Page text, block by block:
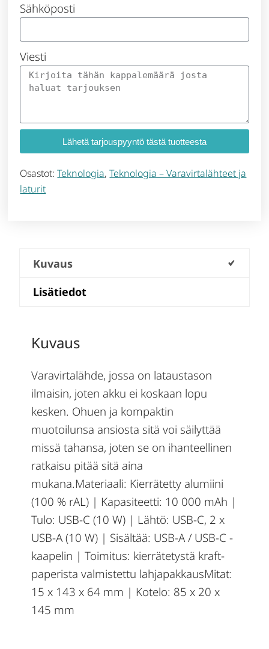
Sähköposti
Viesti
Lähetä tarjouspyyntö tästä tuotteesta
Osastot:Teknologia,Teknologia – Varavirtalähteet ja
laturit
Kuvaus
Lisätiedot
Kuvaus
Varavirtalähde, jossa on lataustason
ilmaisin, joten akku ei koskaan lopu
kesken. Ohuen ja kompaktin
muotoilunsa ansiosta sitä voi säilyttää
missä tahansa, joten se on ihanteellinen
ratkaisu pitää sitä aina
mukana.Materiaali: Kierrätetty alumiini
(100 % rAL) | Kapasiteetti: 10 000 mAh |
Tulo: USB-C (10 W) | Lähtö: USB-C, 2 x
USB-A (10 W) | Sisältää: USB-A / USB-C -
kaapelin | Toimitus: kierrätetystä kraft-
paperista valmistettu lahjapakkausMitat:
15 x 143 x 64 mm | Kotelo: 85 x 20 x
145 mm